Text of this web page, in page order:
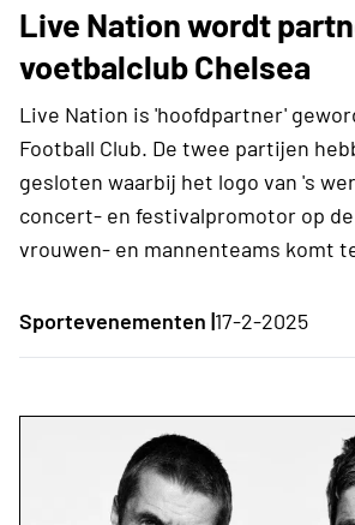
Live Nation wordt
voetbalclub Chelsea
Live Nation is 'hoofdpartner'
Football Club. De twee partijen
gesloten waarbij het logo van 's
concert- en festivalpromotor op
vrouwen- en mannenteams komt
Sportevenementen |17-2-2025